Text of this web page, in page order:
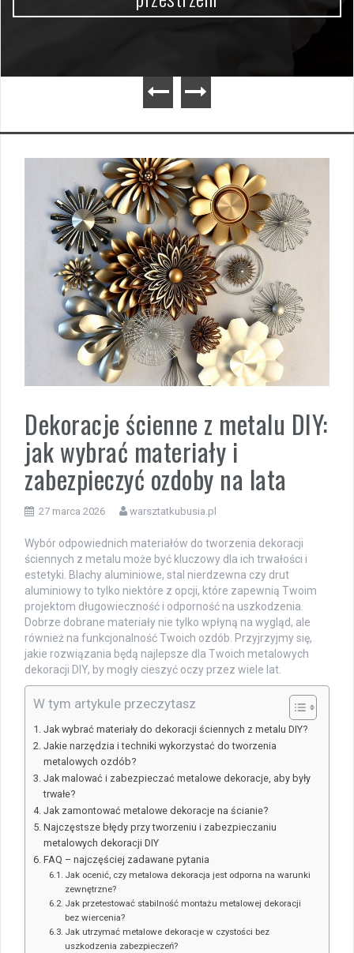
Dekoracje ścienne z metalu DIY:
jak wybrać materiały i
zabezpieczyć ozdoby na lata
27 marca 2026 warsztatkubusia.pl
Wybór odpowiednich materiałów do tworzenia dekoracji
ściennych z metalu może być kluczowy dla ich trwałości i
estetyki. Blachy aluminiowe, stal nierdzewna czy drut
aluminiowy to tylko niektóre z opcji, które zapewnią Twoim
projektom długowieczność i odporność na uszkodzenia.
Dobrze dobrane materiały nie tylko wpłyną na wygląd, ale
również na funkcjonalność Twoich ozdób. Przyjrzyjmy się,
jakie rozwiązania będą najlepsze dla Twoich metalowych
dekoracji DIY, by mogły cieszyć oczy przez wiele lat.
W tym artykule przeczytasz
Jak wybrać materiały do dekoracji ściennych z metalu DIY?
Jakie narzędzia i techniki wykorzystać do tworzenia
metalowych ozdób?
Jak malować i zabezpieczać metalowe dekoracje, aby były
trwałe?
Jak zamontować metalowe dekoracje na ścianie?
Najczęstsze błędy przy tworzeniu i zabezpieczaniu
metalowych dekoracji DIY
FAQ – najczęściej zadawane pytania
Jak ocenić, czy metalowa dekoracja jest odporna na warunki
zewnętrzne?
Jak przetestować stabilność montażu metalowej dekoracji
bez wiercenia?
Jak utrzymać metalowe dekoracje w czystości bez
uszkodzenia zabezpieczeń?